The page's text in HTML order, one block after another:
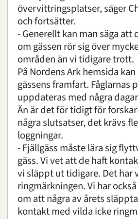
övervittringsplatser, säger
och fortsätter.
- Generellt kan man säga att
om gässen rör sig över
områden än vi tidigare trott.
På Nordens Ark hemsida
gässens framfart. Fåglarnas
uppdateras med några
Än är det för tidigt för
några slutsatser, det krävs
loggningar.
- Fjällgäss måste lära sig
gäss. Vi vet att de haft
vi släppt ut tidigare. Det har
ringmärkningen. Vi har
om att några av årets
kontakt med vilda icke